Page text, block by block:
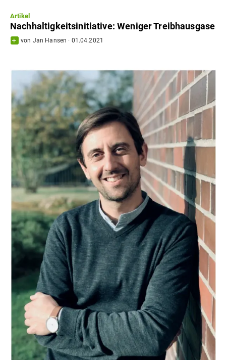
Artikel
Nachhaltigkeitsinitiative: Weniger Treibhausgase
von Jan Hansen · 01.04.2021